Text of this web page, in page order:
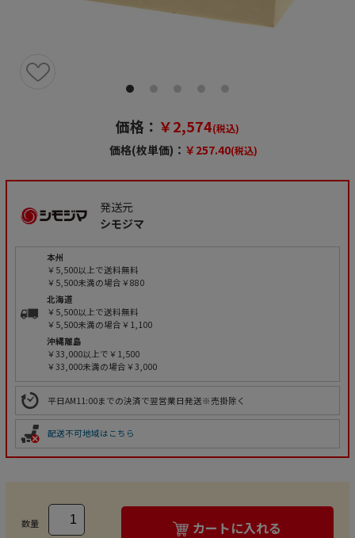
価格： ￥2,574(税込)
価格(枚単価)： ￥257.40(税込)
発送元
シモジマ
本州
￥5,500以上で送料無料
￥5,500未満の場合￥880
北海道
￥5,500以上で送料無料
￥5,500未満の場合￥1,100
沖縄離島
￥33,000以上で￥1,500
￥33,000未満の場合￥3,000
平日AM11:00までの決済で翌営業日発送※売掛除く
配送不可地域はこちら
数量 カートに入れる